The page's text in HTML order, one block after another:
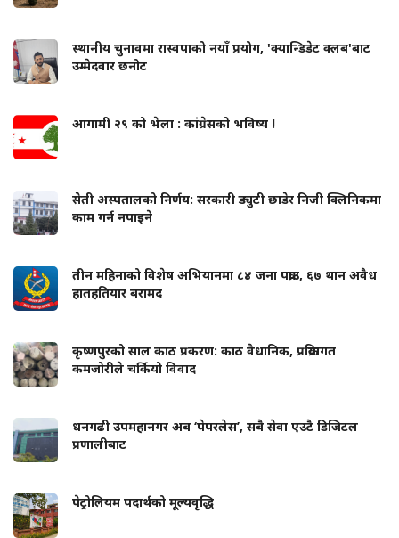
स्थानीय चुनावमा रास्वपाको नयाँ प्रयोग, 'क्यान्डिडेट क्लब'बाट
उम्मेदवार छनोट
आगामी २९ को भेला : कांग्रेसको भविष्य !
सेती अस्पतालको निर्णय: सरकारी ड्युटी छाडेर निजी क्लिनिकमा
काम गर्न नपाइने
तीन महिनाको विशेष अभियानमा ८४ जना पक्राउ, ६७ थान अवैध
हातहतियार बरामद
कृष्णपुरको साल काठ प्रकरण: काठ वैधानिक, प्रक्रियागत
कमजोरीले चर्कियो विवाद
धनगढी उपमहानगर अब ‘पेपरलेस’, सबै सेवा एउटै डिजिटल
प्रणालीबाट
पेट्रोलियम पदार्थको मूल्यवृद्धि